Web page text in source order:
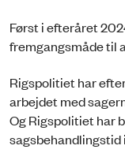
Først i efteråret
fremgangsmåde til
Rigspolitiet har
arbejdet med
Og Rigspolitiet har
sagsbehandlingstid